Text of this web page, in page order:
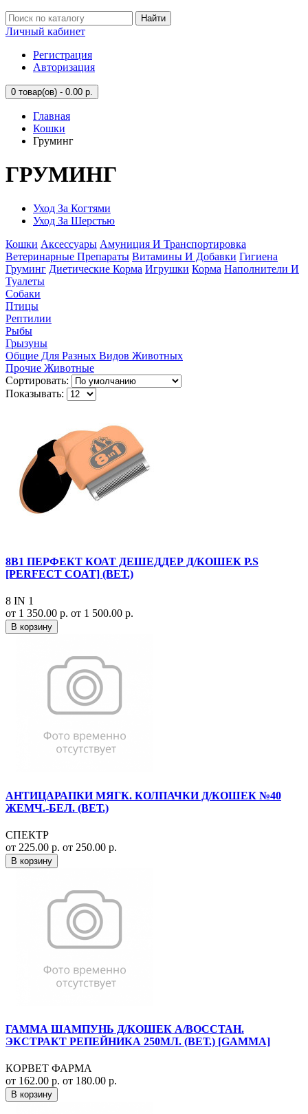
Найти
Личный кабинет
Регистрация
Авторизация
0 товар(ов) - 0.00 р.
Главная
Кошки
Груминг
ГРУМИНГ
Уход За Когтями
Уход За Шерстью
Кошки Аксессуары Амуниция И Транспортировка
Ветеринарные Препараты Витамины И Добавки Гигиена
Груминг Диетические Корма Игрушки Корма Наполнители И
Туалеты
Собаки
Птицы
Рептилии
Рыбы
Грызуны
Общие Для Разных Видов Животных
Прочие Животные
Сортировать:
Показывать:
8В1 ПЕРФЕКТ КОАТ ДЕШЕДДЕР Д/КОШЕК Р.S
[PERFECT COAT] (ВЕТ.)
8 IN 1
от 1 350.00 р. от 1 500.00 р.
В корзину
АНТИЦАРАПКИ МЯГК. КОЛПАЧКИ Д/КОШЕК №40
ЖЕМЧ.-БЕЛ. (ВЕТ.)
СПЕКТР
от 225.00 р. от 250.00 р.
В корзину
ГАММА ШАМПУНЬ Д/КОШЕК А/ВОССТАН.
ЭКСТРАКТ РЕПЕЙНИКА 250МЛ. (ВЕТ.) [GAMMA]
КОРВЕТ ФАРМА
от 162.00 р. от 180.00 р.
В корзину